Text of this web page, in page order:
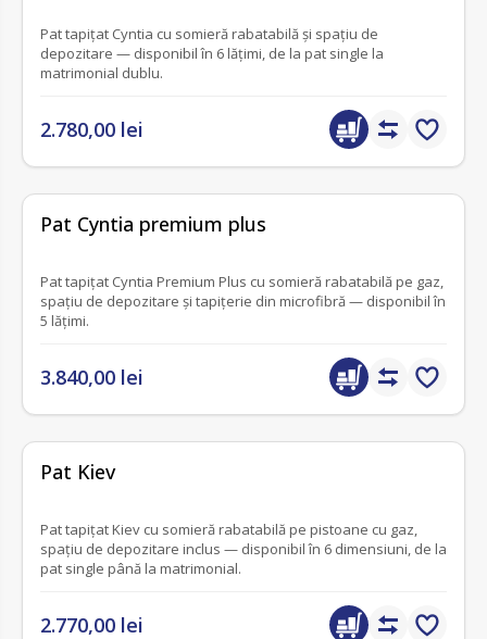
Pat tapițat Cyntia cu somieră rabatabilă și spațiu de
depozitare — disponibil în 6 lățimi, de la pat single la
matrimonial dublu.
2.780,00 lei
Pat Cyntia premium plus
Pat tapițat Cyntia Premium Plus cu somieră rabatabilă pe gaz,
spațiu de depozitare și tapițerie din microfibră — disponibil în
5 lățimi.
3.840,00 lei
Pat Kiev
Pat tapițat Kiev cu somieră rabatabilă pe pistoane cu gaz,
spațiu de depozitare inclus — disponibil în 6 dimensiuni, de la
pat single până la matrimonial.
2.770,00 lei